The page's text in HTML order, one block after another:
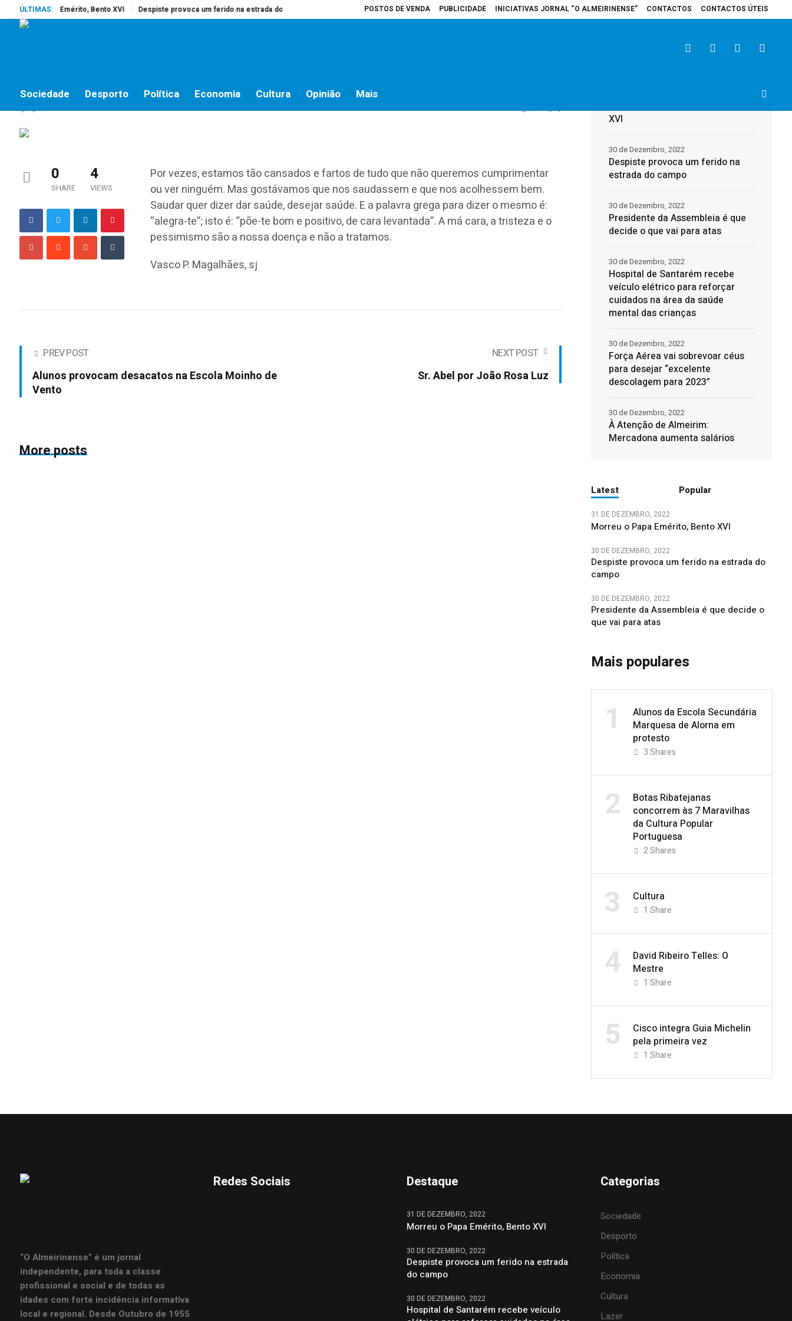
POSTOS DE VENDA PUBLICIDADE INICIATIVAS JORNAL “O ALMEIRINENSE” CONTACTOS CONTACTOS ÚTEIS
ÚLTIMAS:
o Papa Emérito, Bento XVI Despiste provoca um ferido na estrada do campo Presidente da Assembleia é que decide o que vai para atas Hospital de Santarém recebe veículo elétrico para reforçar cuidados na área
Sociedade Desporto Política Economia Cultura Opinião Mais
4 0
0
SHARE
4
VIEWS
Por vezes, estamos tão cansados e fartos de tudo que não queremos cumprimentar
ou ver ninguém. Mas gostávamos que nos saudassem e que nos acolhessem bem.
Saudar quer dizer dar saúde, desejar saúde. E a palavra grega para dizer o mesmo é:
“alegra-te”; isto é: “põe-te bom e positivo, de cara levantada”. A má cara, a tristeza e o
pessimismo são a nossa doença e não a tratamos.
Vasco P. Magalhães, sj
PREV POST
Alunos provocam desacatos na Escola Moinho de
Vento
NEXT POST
Sr. Abel por João Rosa Luz
More posts
XVI
Despiste provoca um ferido na
estrada do campo
30 de Dezembro, 2022
Presidente da Assembleia é que
decide o que vai para atas
30 de Dezembro, 2022
Hospital de Santarém recebe
veículo elétrico para reforçar
cuidados na área da saúde
mental das crianças
30 de Dezembro, 2022
Força Aérea vai sobrevoar céus
para desejar “excelente
descolagem para 2023”
30 de Dezembro, 2022
À Atenção de Almeirim:
Mercadona aumenta salários
30 de Dezembro, 2022
Latest Popular
31 DE DEZEMBRO, 2022
Morreu o Papa Emérito, Bento XVI
30 DE DEZEMBRO, 2022
Despiste provoca um ferido na estrada do
campo
30 DE DEZEMBRO, 2022
Presidente da Assembleia é que decide o
que vai para atas
Mais populares
1
Alunos da Escola Secundária
Marquesa de Alorna em
protesto
3Shares
2
Botas Ribatejanas
concorrem às 7 Maravilhas
da Cultura Popular
Portuguesa
2Shares
3 Cultura
1 Share
4
David Ribeiro Telles: O
Mestre
1 Share
5
Cisco integra Guia Michelin
pela primeira vez
1 Share
“O Almeirinense” é um jornal
independente, para toda a classe
profissional e social e de todas as
idades com forte incidência informativa
local e regional. Desde Outubro de 1955
Redes Sociais Destaque
31 DE DEZEMBRO, 2022
Morreu o Papa Emérito, Bento XVI
30 DE DEZEMBRO, 2022
Despiste provoca um ferido na estrada
do campo
30 DE DEZEMBRO, 2022
Hospital de Santarém recebe veículo
Categorias
Sociedade
Desporto
Política
Economia
Cultura
Lazer